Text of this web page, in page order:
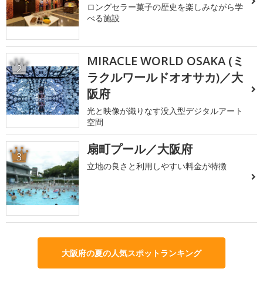
ロングセラー菓子の歴史を楽しみながら学
べる施設
2
MIRACLE WORLD OSAKA (ミ
ラクルワールドオオサカ)／大
阪府
光と映像が織りなす没入型デジタルアート
空間
3 扇町プール／大阪府
立地の良さと利用しやすい料金が特徴
大阪府の夏の人気スポットランキング